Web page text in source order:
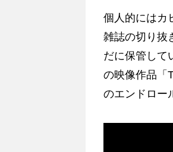
個人的にはカ
雑誌の切り抜
だに保管して
の映像作品「
のエンドロー